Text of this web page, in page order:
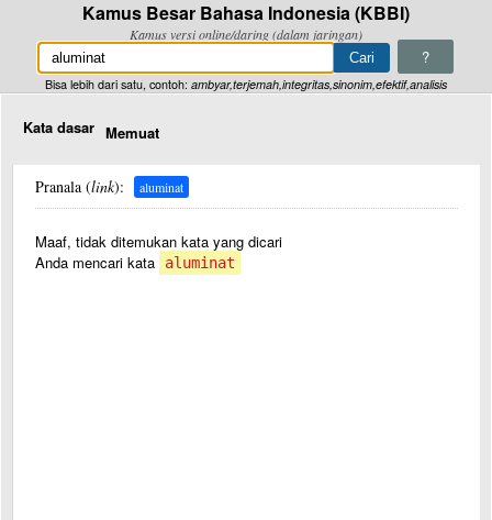
Kamus Besar Bahasa Indonesia (KBBI)
Kamus versi online/daring (dalam jaringan)
?
Bisa lebih dari satu, contoh: ambyar,terjemah,integritas,sinonim,efektif,analisis
Kata dasar Memuat
Pranala (link): aluminat
Maaf, tidak ditemukan kata yang dicari
Anda mencari kata
aluminat